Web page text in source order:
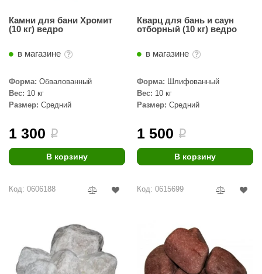
Камни для бани Хромит
(10 кг) ведро
в магазине
Форма: Обвалованный
Вес: 10 кг
Размер: Средний
1 300 i
В корзину
Кварц для бань и саун
отборный (10 кг) ведро
в магазине
Форма: Шлифованный
Вес: 10 кг
Размер: Средний
1 500 i
В корзину
Код: 0606188 Код: 0615699